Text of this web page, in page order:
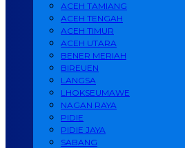
ACEH TAMIANG
ACEH TENGAH
ACEH TIMUR
ACEH UTARA
BENER MERIAH
BIREUEN
LANGSA
LHOKSEUMAWE
NAGAN RAYA
PIDIE
PIDIE JAYA
SABANG